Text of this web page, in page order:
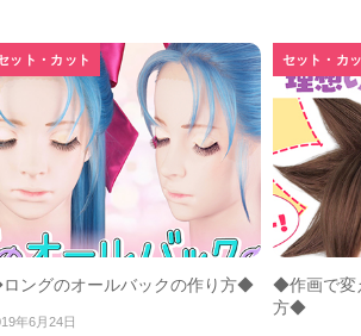
ット・カット
ングのオールバックの作り方◆
年6月24日
セット・カ
◆作画で変
方◆